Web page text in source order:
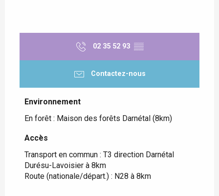
02 35 52 93 ▒▒
Contactez-nous
Environnement
Environnement
En forêt : Maison des forêts Darnétal (8km)
Accès
Accès
Transport en commun : T3 direction Darnétal
Durésu-Lavoisier à 8km
Route (nationale/départ.) : N28 à 8km